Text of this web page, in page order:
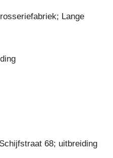
Lange
68; uitbreiding